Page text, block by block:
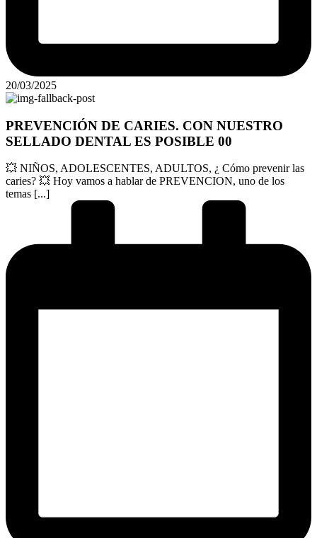
20/03/2025
PREVENCIÓN DE CARIES. CON NUESTRO
SELLADO DENTAL ES POSIBLE 00
💥 NIÑOS, ADOLESCENTES, ADULTOS, ¿ Cómo prevenir las
caries? 💥 Hoy vamos a hablar de PREVENCION, uno de los
temas [...]